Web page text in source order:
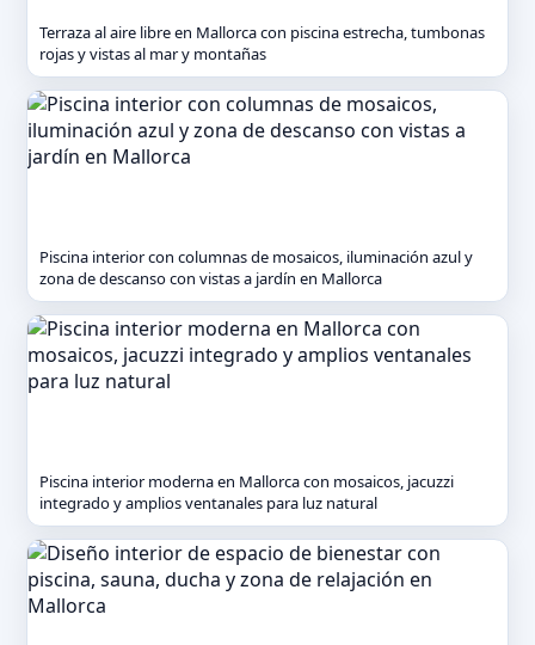
Terraza al aire libre en Mallorca con piscina estrecha, tumbonas
rojas y vistas al mar y montañas
Piscina interior con columnas de mosaicos, iluminación azul y
zona de descanso con vistas a jardín en Mallorca
Piscina interior moderna en Mallorca con mosaicos, jacuzzi
integrado y amplios ventanales para luz natural